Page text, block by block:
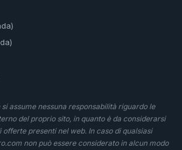
assume nessuna responsabilità riguardo le
del proprio sito, in quanto è da considerarsi
presenti nel web. In caso di qualsiasi
non può essere considerato in alcun modo